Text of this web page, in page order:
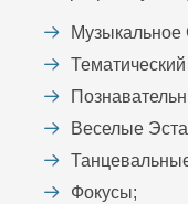
Веселые
Фокусы;